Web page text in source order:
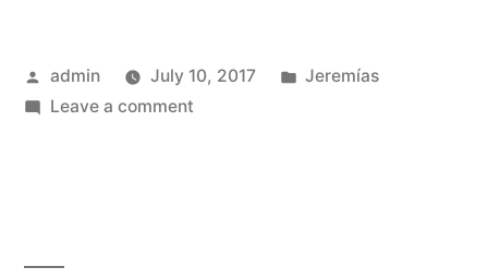
Posted
by
admin July 10, 2017
Posted
Jeremías
Leave a commenton